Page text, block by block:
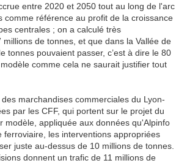
entre 2020 et 2050 tout au long de l'arc
comme référence au profit de la croissance
centrales ; on a calculé très
de tonnes, et que dans la Vallée de
tonnes pouvaient passer, c’est à dire le 80
comme cela ne saurait justifier tout
marchandises commerciales du Lyon-
par les CFF, qui portent sur le projet du
modèle, appliquée aux données qu'Alpinfo
ferroviaire, les interventions appropriées
juste au-dessus de 10 millions de tonnes.
donnent un trafic de 11 millions de